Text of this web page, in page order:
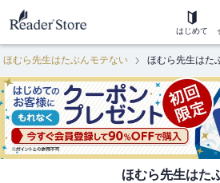
はじめて
ほむら先生はたぶんモテない ほむら先生はた
ほむら先生はた